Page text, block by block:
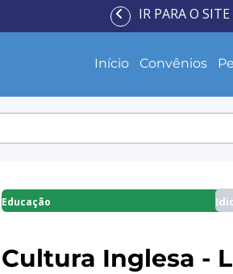
IR PARA O
Início Convênios
Educação
Cultura Inglesa -